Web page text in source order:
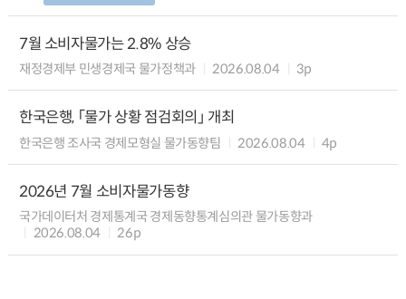
7월 소비자물가는 2.8% 상승
재정경제부 민생경제국 물가정책과 2026.08.04 3p
한국은행, 「물가 상황 점검회의」 개최
한국은행 조사국 경제모형실 물가동향팀 2026.08.04 4p
2026년 7월 소비자물가동향
국가데이터처 경제통계국 경제동향통계심의관 물가동향과
2026.08.04
26p